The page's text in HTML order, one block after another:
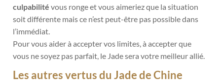
culpabilité vous ronge et vous aimeriez que la situation
soit différente mais ce n’est peut-être pas possible dans
l’immédiat.
Pour vous aider à accepter vos limites, à accepter que
vous ne soyez pas parfait, le Jade sera votre meilleur allié.
Les autres vertus du Jade de Chine